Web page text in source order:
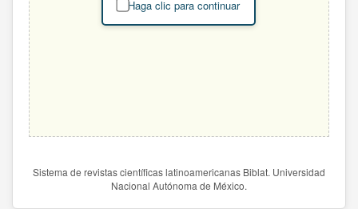
Haga clic para continuar
Sistema de revistas científicas latinoamericanas Biblat. Universidad
Nacional Autónoma de México.